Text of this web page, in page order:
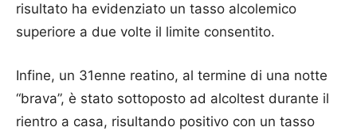
risultato ha evidenziato un tasso alcolemico
superiore a due volte il limite consentito.
Infine, un 31enne reatino, al termine di una notte
“brava”, è stato sottoposto ad alcoltest durante il
rientro a casa, risultando positivo con un tasso